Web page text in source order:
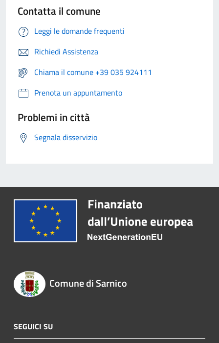
Contatta il comune
Leggi le domande frequenti
Richiedi Assistenza
Chiama il comune +39 035 924111
Prenota un appuntamento
Problemi in città
Segnala disservizio
Comune di Sarnico
SEGUICI SU